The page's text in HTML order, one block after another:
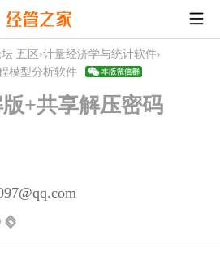
五区 ›计量经济学与统计软件›
模型分析软件
+共享解压密码